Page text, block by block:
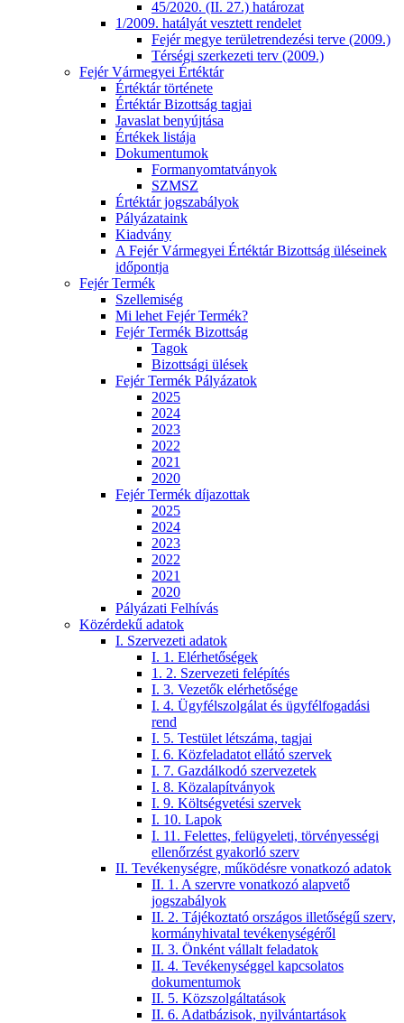
45/2020. (II. 27.) határozat
1/2009. hatályát vesztett rendelet
Fejér megye területrendezési terve (2009.)
Térségi szerkezeti terv (2009.)
Fejér Vármegyei Értéktár
Értéktár története
Értéktár Bizottság tagjai
Javaslat benyújtása
Értékek listája
Dokumentumok
Formanyomtatványok
SZMSZ
Értéktár jogszabályok
Pályázataink
Kiadvány
A Fejér Vármegyei Értéktár Bizottság üléseinek
időpontja
Fejér Termék
Szellemiség
Mi lehet Fejér Termék?
Fejér Termék Bizottság
Tagok
Bizottsági ülések
Fejér Termék Pályázatok
2025
2024
2023
2022
2021
2020
Fejér Termék díjazottak
2025
2024
2023
2022
2021
2020
Pályázati Felhívás
Közérdekű adatok
I. Szervezeti adatok
I. 1. Elérhetőségek
1. 2. Szervezeti felépítés
I. 3. Vezetők elérhetősége
I. 4. Ügyfélszolgálat és ügyfélfogadási
rend
I. 5. Testület létszáma, tagjai
I. 6. Közfeladatot ellátó szervek
I. 7. Gazdálkodó szervezetek
I. 8. Közalapítványok
I. 9. Költségvetési szervek
I. 10. Lapok
I. 11. Felettes, felügyeleti, törvényességi
ellenőrzést gyakorló szerv
II. Tevékenységre, működésre vonatkozó adatok
II. 1. A szervre vonatkozó alapvető
jogszabályok
II. 2. Tájékoztató országos illetőségű szerv,
kormányhivatal tevékenységéről
II. 3. Önként vállalt feladatok
II. 4. Tevékenységgel kapcsolatos
dokumentumok
II. 5. Közszolgáltatások
II. 6. Adatbázisok, nyilvántartások